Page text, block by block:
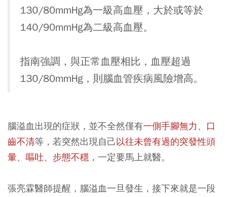
130/80mmHg為一級高血壓，大於或等於
140/90mmHg為二級高血壓。
指南強調，與正常血壓相比，血壓超過
130/80mmHg，則腦血管疾病風險增高。
腦溢血出現的症狀，並不全然僅有一側手腳無力、口
齒不清等，若突然出現自己以往未曾有過的突發性頭
暈、嘔吐、步態不穩 ，一定要馬上就醫。
張亮霖醫師提醒，腦溢血一旦發生，接下來就是一段